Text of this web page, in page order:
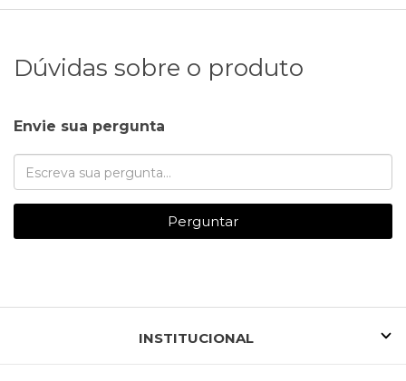
Dúvidas sobre o produto
Envie sua pergunta
Perguntar
INSTITUCIONAL